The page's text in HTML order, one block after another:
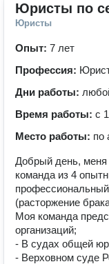
Юристы по
Юристы
Опыт: 7 лет
Профессия:
Дни работы:
Время работы: с
Место работы: по
Добрый день, меня
команда из 4
(расторжение
Моя команда
организаций;
- В судах общей
- Верховном суде